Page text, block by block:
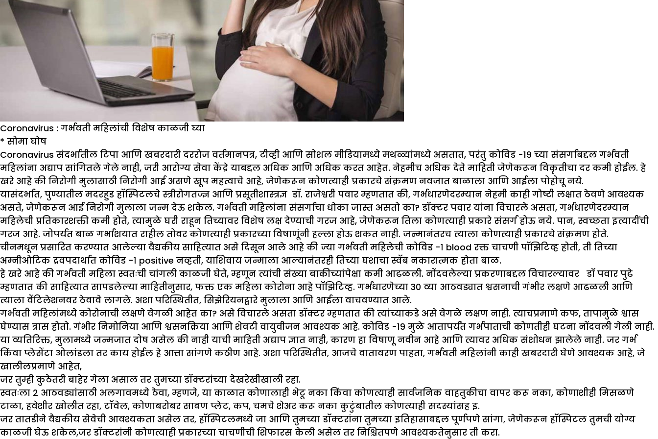
Coronavirus : गर्भवती महिलांची विशेष काळजी घ्या
* सोमा घोष
Coronavirus संदर्भातील टिपा आणि खबरदारी दररोज वर्तमानपत्र, टीव्ही आणि सोशल मीडियामध्ये मथळ्यांमध्ये असतात, परंतु कोविड -19 च्या संसर्गाबद्दल गर्भवती
महिलांना अद्याप सांगितले गेले नाही, जरी आरोग्य सेवा केंद्रे याबद्दल अधिक आणि अधिक करत आहेत. नेहमीच अधिक देते माहिती जेणेकरून विकृतीचा दर कमी होईल. हे
खरे आहे की निरोगी मुलासाठी निरोगी आई असणे खूप महत्वाचे आहे, जेणेकरून कोणत्याही प्रकारचे संक्रमण नवजात बाळाला आणि आईला पोहोचू नये.
यासंदर्भात, पुण्यातील मदरहुड हॉस्पिटलचे स्त्रीरोगतज्ज्ञ आणि प्रसूतीशास्त्रज्ञ डॉ. राजेश्वरी पवार म्हणतात की, गर्भधारणेदरम्यान नेहमी काही गोष्टी लक्षात ठेवणे आवश्यक
असते, जेणेकरून आई निरोगी मुलाला जन्म देऊ शकेल. गर्भवती महिलांना संसर्गाचा धोका जास्त असतो का? डॉक्टर पवार यांना विचारले असता, गर्भधारणेदरम्यान
महिलेची प्रतिकारशक्ती कमी होते, त्यामुळे घरी राहून तिच्यावर विशेष लक्ष देण्याची गरज आहे, जेणेकरून तिला कोणत्याही प्रकारे संसर्ग होऊ नये. पान, स्वच्छता इत्यादींची
गरज आहे. जोपर्यंत बाळ गर्भाशयात राहील तोवर कोणत्याही प्रकारच्या विषाणूंनी हल्ला होऊ शकत नाही. जन्मानंतरच त्याला कोणत्याही प्रकारचे संक्रमण होते.
चीनमधून प्रसारित करण्यात आलेल्या वैद्यकीय साहित्यात असे दिसून आले आहे की ज्या गर्भवती महिलेची कोविड -१ blood रक्त चाचणी पॉझिटिव्ह होती, ती तिच्या
अम्नीओटिक द्रवपदार्थात कोविड -१ positive नव्हती, याशिवाय जन्माला आल्यानंतरही तिच्या घशाचा स्वॅब नकारात्मक होता बाळ.
हे खरे आहे की गर्भवती महिला स्वतःची चांगली काळजी घेते, म्हणून त्यांची संख्या बाकीच्यांपेक्षा कमी आढळली. नोंदवलेल्या प्रकरणाबद्दल विचारल्यावर डॉ पवार पुढे
म्हणतात की साहित्यात सापडलेल्या माहितीनुसार, फक्त एक महिला कोरोना आहे पॉझिटिव्ह. गर्भधारणेच्या 30 व्या आठवड्यात श्वसनाची गंभीर लक्षणे आढळली आणि
त्याला वेंटिलेशनवर ठेवावे लागले. अशा परिस्थितीत, सिझेरियनद्वारे मुलाला आणि आईला वाचवण्यात आले.
गर्भवती महिलांमध्ये कोरोनाची लक्षणे वेगळी आहेत का? असे विचारले असता डॉक्टर म्हणतात की त्यांच्याकडे असे वेगळे लक्षण नाही. त्याचप्रमाणे कफ, तापामुळे श्वास
घेण्यास त्रास होतो. गंभीर निमोनिया आणि श्वसनक्रिया आणि शेवटी वायुवीजन आवश्यक आहे. कोविड -19 मुळे आतापर्यंत गर्भपाताची कोणतीही घटना नोंदवली गेली नाही.
या व्यतिरिक्त, मुलामध्ये जन्मजात दोष असेल की नाही याची माहिती अद्याप ज्ञात नाही, कारण हा विषाणू नवीन आहे आणि त्यावर अधिक संशोधन झालेले नाही. जर गर्भ
किंवा प्लेसेंटा ओलांडला तर काय होईल हे आत्ता सांगणे कठीण आहे. अशा परिस्थितीत, आजचे वातावरण पाहता, गर्भवती महिलांनी काही खबरदारी घेणे आवश्यक आहे, जे
खालीलप्रमाणे आहेत,
जर तुम्ही कुठेतरी बाहेर गेला असाल तर तुमच्या डॉक्टरांच्या देखरेखीखाली रहा.
स्वतःला 2 आठवड्यांसाठी अलगावमध्ये ठेवा, म्हणजे, या काळात कोणालाही भेटू नका किंवा कोणत्याही सार्वजनिक वाहतुकीचा वापर करू नका, कोणाशीही मिसळणे
टाळा, हवेशीर खोलीत रहा, टॉवेल, कोणाबरोबर साबण प्लेट, कप, चमचे शेअर करू नका कुटुंबातील कोणत्याही सदस्यांसह इ.
जर तातडीने वैद्यकीय सेवेची आवश्यकता असेल तर, हॉस्पिटलमध्ये जा आणि तुमच्या डॉक्टरांना तुमच्या इतिहासाबद्दल पूर्णपणे सांगा, जेणेकरून हॉस्पिटल तुमची योग्य
काळजी घेऊ शकेल,जर डॉक्टरांनी कोणत्याही प्रकारच्या चाचणीची शिफारस केली असेल तर निश्चितपणे आवश्यकतेनुसार ती करा.